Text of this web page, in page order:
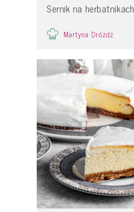
Sernik na herbatnikach
Martyna Dróżdż